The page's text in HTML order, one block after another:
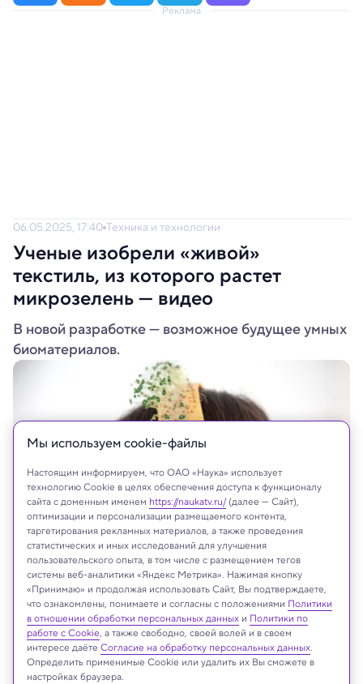
Реклама
06.05.2025, 17:40 Техника и технологии
Ученые изобрели «живой»
текстиль, из которого растет
микрозелень — видео
В новой разработке — возможное будущее умных
биоматериалов.
Hybrid Body Lab
Реклама
Мы используем сookie-файлы
Настоящим информируем, что ОАО «Наука» использует
технологию Cookie в целях обеспечения доступа к функционалу
сайта с доменным именем https://naukatv.ru/(далее — Сайт),
оптимизации и персонализации размещаемого контента,
таргетирования рекламных материалов, а также проведения
статистических и иных исследований для улучшения
пользовательского опыта, в том числе с размещением тегов
системы веб-аналитики «Яндекс Метрика». Нажимая кнопку
«Принимаю» и продолжая использовать Сайт, Вы подтверждаете,
что ознакомлены, понимаете и согласны с положениями Политики
в отношении обработки персональных данных и Политики по
работе с Cookie, а также свободно, своей волей и в своем
интересе даёте Согласие на обработку персональных данных.
Определить применимые Cookie или удалить их Вы сможете в
настройках браузера.